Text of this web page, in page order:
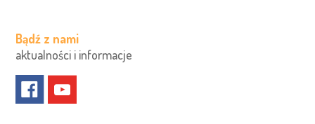
Bądź z nami
aktualności i informacje